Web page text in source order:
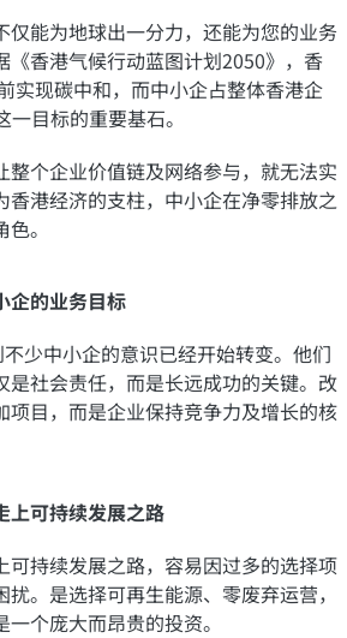
仅能为地球出一分力，还能为您的业务
《香港气候行动蓝图计划2050》，香
实现碳中和，而中小企占整体香港企
目标的重要基石。
整个企业价值链及网络参与，就无法实
香港经济的支柱，中小企在净零排放之
。
企的业务目标
少中小企的意识已经开始转变。他们
是社会责任，而是长远成功的关键。改
项目，而是企业保持竞争力及增长的核
上可持续发展之路
可持续发展之路，容易因过多的选择项
。是选择可再生能源、零废弃运营，
个庞大而昂贵的投资。